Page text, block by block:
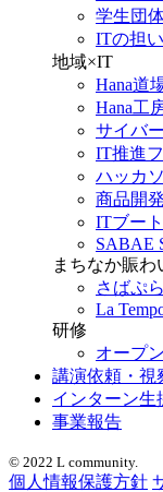
学生団
ITの担
地域×IT
Hana道
Hana工
サイバ
IT推進
ハッカ
商品開発
ITブー
SABAE
まちなか賑わ
さばぷら
La
研修
オープ
講演依頼・視
インターン生
事業報告
© 2022 L community.
個人情報保護方針